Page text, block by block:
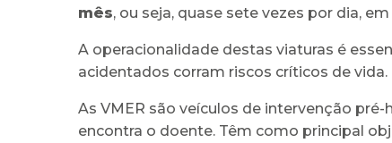
mês, ou seja, quase sete vezes por dia,
A operacionalidade destas viaturas é
acidentados corram riscos críticos de vida.
As VMER são veículos de intervenção
encontra o doente. Têm como principal